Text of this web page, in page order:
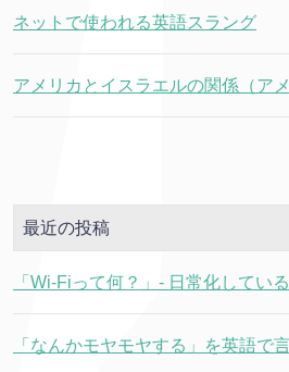
ネットで使われる英語スラング
アメリカとイスラエルの関係（ア
最近の投稿
「Wi-Fiって何？」- 日常化してい
「なんかモヤモヤする」を英語で